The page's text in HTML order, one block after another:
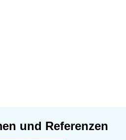
und Referenzen